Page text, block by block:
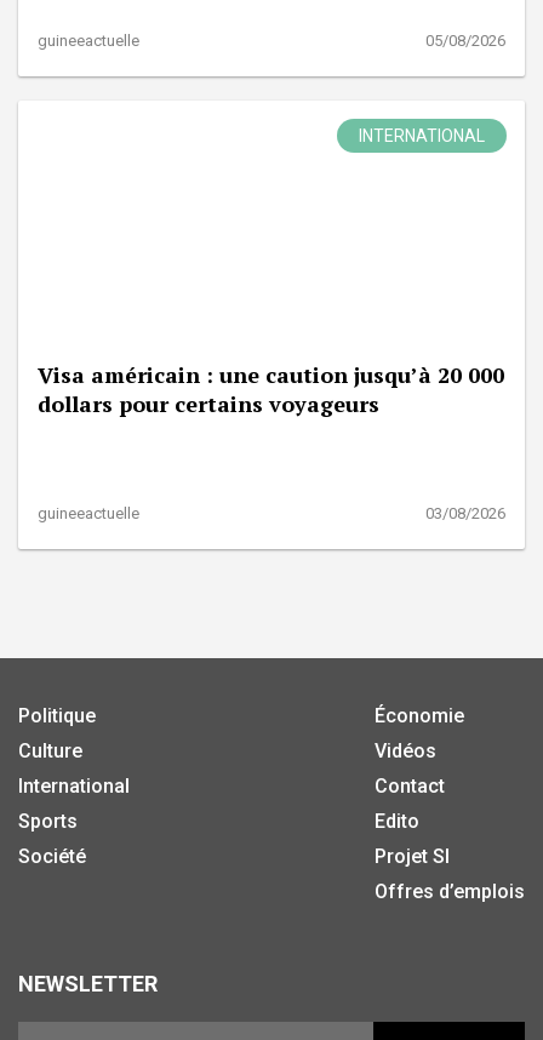
guineeactuelle 05/08/2026
INTERNATIONAL
Visa américain : une caution jusqu’à 20 000
dollars pour certains voyageurs
guineeactuelle 03/08/2026
Politique
Culture
International
Sports
Société
Économie
Vidéos
Contact
Edito
Projet SI
Offres d’emplois
NEWSLETTER